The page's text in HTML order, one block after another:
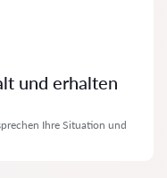
und erhalten
Ihre Situation und